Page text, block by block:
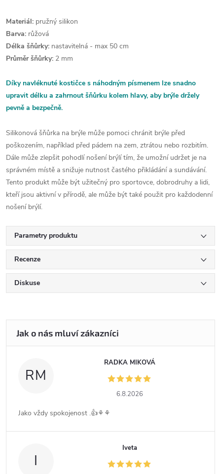
Materiál: pružný silikon
Barva: růžová
Délka šňůrky: nastavitelná - max 50 cm
Průměr šňůrky: 2 mm
Díky navléknuté kostičce s náhodným písmenem lze snadno
upravit délku a zahrnout šňůrku kolem hlavy, aby brýle držely
pevně a bezpečně.
Silikonová šňůrka na brýle může pomoci chránit brýle před
poškozením, například před pádem na zem, ztrátou nebo rozbitím.
Dále může zlepšit pohodlí nošení brýlí tím, že umožní udržet je na
správném místě a snižuje nutnost častého přikládání a sundávání.
Tento produkt může být užitečný pro sportovce, dobrodruhy a lidi,
kteří jsou aktivní v přírodě, ale může být také použit pro každodenní
nošení brýlí.
Parametry produktu
Recenze
Diskuse
RM
RADKA MIKOVÁ
6.8.2026
Jako vždy spokojenost .👍⚘️⚘️
I
Iveta